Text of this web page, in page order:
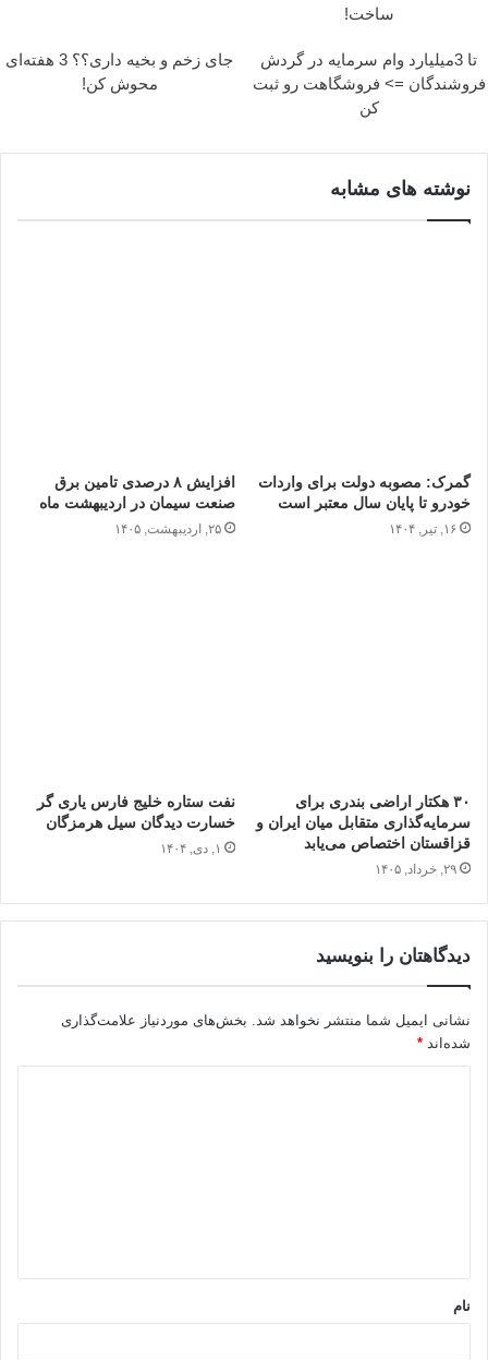
ساخت!
تا 3میلیارد وام سرمایه در گردش
فروشندگان => فروشگاهت رو ثبت
کن
جای زخم و بخیه داری؟؟ 3 هفته‌ای
محوش کن!
نوشته های مشابه
گمرک: مصوبه دولت برای واردات
خودرو تا پایان سال معتبر است
۱۶, تیر, ۱۴۰۴
افزایش ۸ درصدی تامین برق
صنعت سیمان در اردیبهشت ماه
۲۵, اردیبهشت, ۱۴۰۵
۳۰ هکتار اراضی بندری برای
سرمایه‌گذاری متقابل میان ایران و
قزاقستان اختصاص می‌یابد
۲۹, خرداد, ۱۴۰۵
نفت ستاره خلیج فارس یاری گر
خسارت دیدگان سیل هرمزگان
۱, دی, ۱۴۰۴
دیدگاهتان را بنویسید
نشانی ایمیل شما منتشر نخواهد شد. بخش‌های موردنیاز علامت‌گذاری
شده‌اند *
*
نام